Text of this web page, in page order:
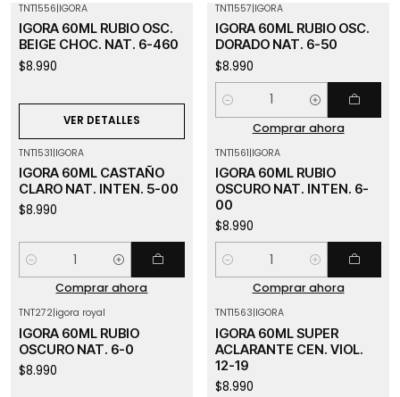
TNT1556|IGORA
IGORA 60ML RUBIO OSC.
BEIGE CHOC. NAT. 6-460
$8.990
VER DETALLES
TNT1557|IGORA
IGORA 60ML RUBIO OSC.
DORADO NAT. 6-50
$8.990
Cantidad
Comprar ahora
TNT1531|IGORA
IGORA 60ML CASTAÑO
CLARO NAT. INTEN. 5-00
$8.990
Cantidad
Comprar ahora
TNT1561|IGORA
IGORA 60ML RUBIO
OSCURO NAT. INTEN. 6-
00
$8.990
Cantidad
Comprar ahora
TNT272|igora royal
IGORA 60ML RUBIO
OSCURO NAT. 6-0
$8.990
TNT1563|IGORA
IGORA 60ML SUPER
ACLARANTE CEN. VIOL.
12-19
$8.990